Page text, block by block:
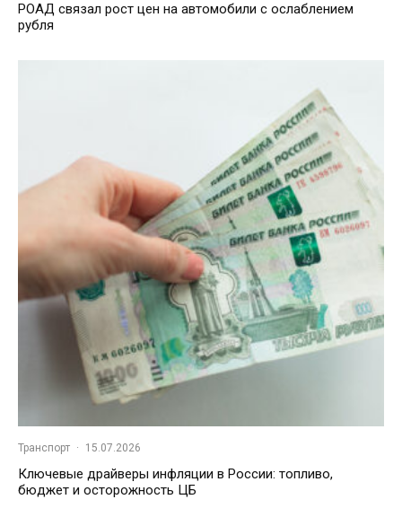
РОАД связал рост цен на автомобили с ослаблением
рубля
Транспорт · 15.07.2026
Ключевые драйверы инфляции в России: топливо,
бюджет и осторожность ЦБ